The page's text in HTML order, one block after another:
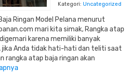
Kategori: Uncategorized
Ringan Model Pelana menurut
mari kita simak, Rangka atap
karena memiliki banyak
jika Anda tidak hati-hati dan teliti saat
rangka atap baja ringan akan